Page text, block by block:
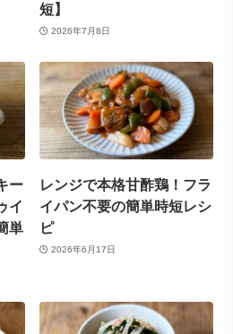
短】
2026年7月8日
ー
イ
単
レンジで本格甘酢鶏！フラ
イパン不要の簡単時短レシ
ピ
2026年6月17日